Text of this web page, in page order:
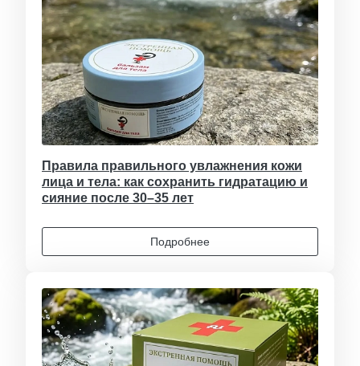
Правила правильного увлажнения кожи
лица и тела: как сохранить гидратацию и
сияние после 30–35 лет
Подробнее